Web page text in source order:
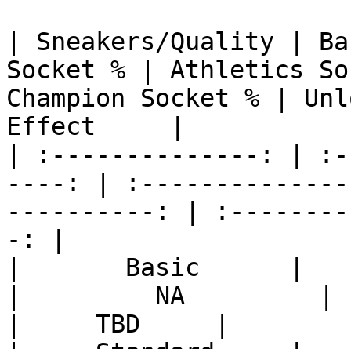
| Sneakers/Quality |
Socket % | Athletics
Champion Socket % |
Effect     |
| :--------------: |
----: |
----------: |
-: |
|       Basic      |
|         NA         |
|     TBD     |